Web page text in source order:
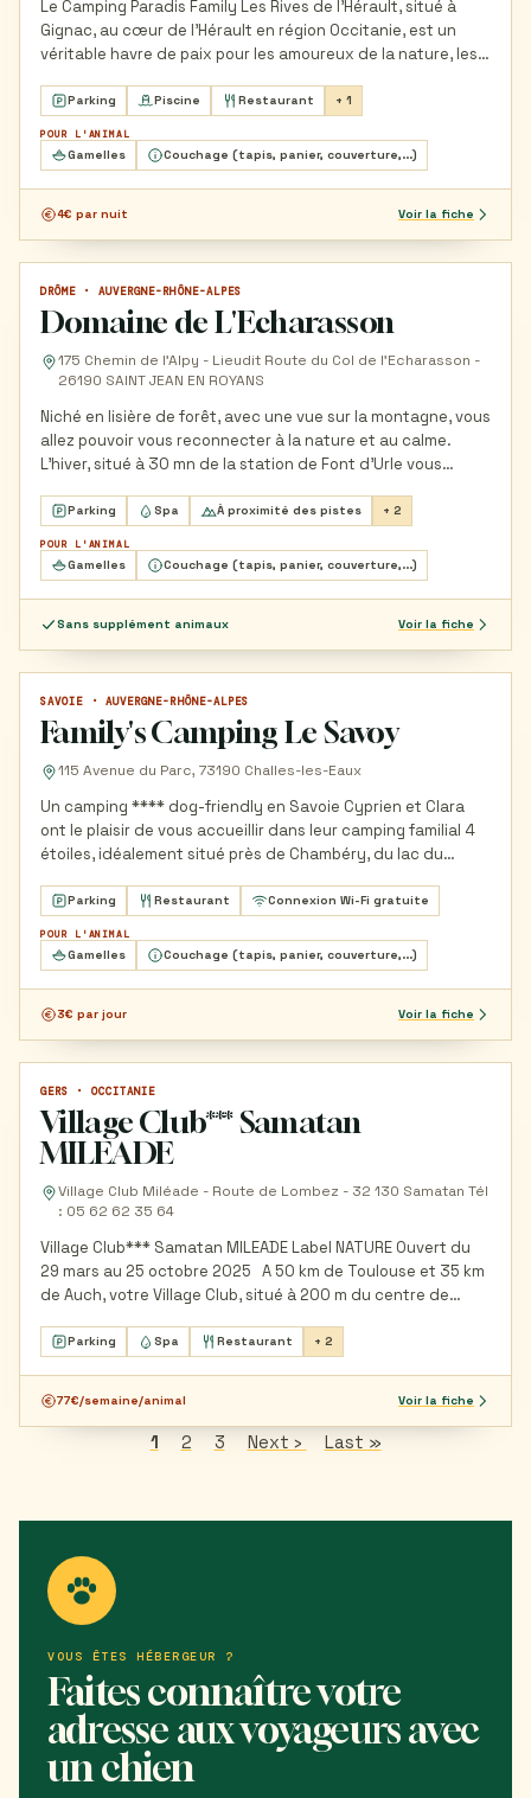
Le Camping Paradis Family Les Rives de l’Hérault, situé à
Gignac, au cœur de l’Hérault en région Occitanie, est un
véritable havre de paix pour les amoureux de la nature, les…
Parking Piscine Restaurant + 1
POUR L'ANIMAL
Gamelles Couchage (tapis, panier, couverture,...)
4€ par nuit Voir la fiche
GÎTE ET LOCATION DE VACANCES
DRÔME · AUVERGNE-RHÔNE-ALPES
Domaine de L'Echarasson
175 Chemin de l'Alpy - Lieudit Route du Col de l'Echarasson -
26190 SAINT JEAN EN ROYANS
Niché en lisière de forêt, avec une vue sur la montagne, vous
allez pouvoir vous reconnecter à la nature et au calme.
L'hiver, situé à 30 mn de la station de Font d'Urle vous…
Parking Spa À proximité des pistes + 2
POUR L'ANIMAL
Gamelles Couchage (tapis, panier, couverture,...)
Sans supplément animaux Voir la fiche
CAMPING
SAVOIE · AUVERGNE-RHÔNE-ALPES
Family's Camping Le Savoy
115 Avenue du Parc, 73190 Challes-les-Eaux
Un camping **** dog-friendly en Savoie Cyprien et Clara
ont le plaisir de vous accueillir dans leur camping familial 4
étoiles, idéalement situé près de Chambéry, du lac du…
Parking Restaurant Connexion Wi-Fi gratuite
POUR L'ANIMAL
Gamelles Couchage (tapis, panier, couverture,...)
3€ par jour Voir la fiche
VILLAGE ET RÉSIDENCE VACANCES
GERS · OCCITANIE
Village Club*** Samatan
MILEADE
Village Club Miléade - Route de Lombez - 32 130 Samatan Tél
: 05 62 62 35 64
Village Club*** Samatan MILEADE Label NATURE Ouvert du
29 mars au 25 octobre 2025 A 50 km de Toulouse et 35 km
de Auch, votre Village Club, situé à 200 m du centre de
Parking Spa Restaurant + 2
77€/semaine/animal Voir la fiche
Page
1 Page
2 Page
3
Page
Next ›
Dernière
Last »
VOUS ÊTES HÉBERGEUR ?
Faites connaître votre
adresse aux voyageurs avec
un chien